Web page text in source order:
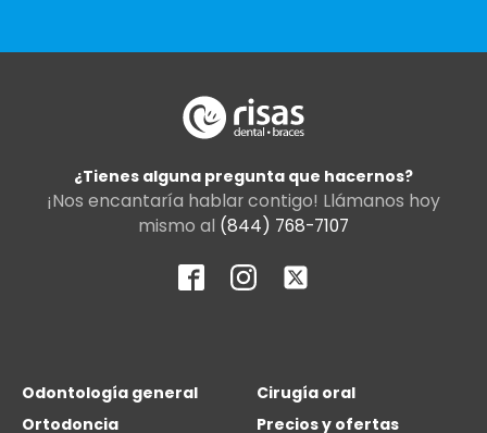
¿Tienes alguna pregunta que hacernos?
¡Nos encantaría hablar contigo! Llámanos hoy
mismo al (844) 768-7107
Odontología general
Cirugía oral
Ortodoncia
Precios y ofertas